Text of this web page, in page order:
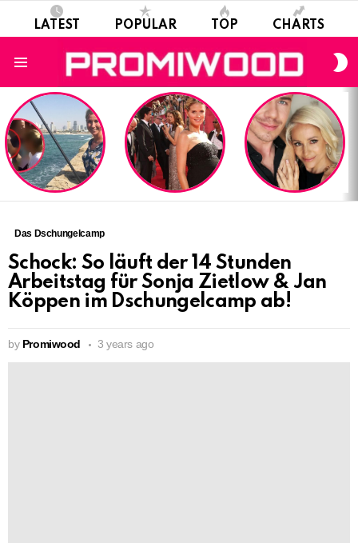
LATEST POPULAR TOP CHARTS
LATEST
STORIES
Das Dschungelcamp
Schock: So läuft der 14 Stunden
Arbeitstag für Sonja Zietlow & Jan
Köppen im Dschungelcamp ab!
by Promiwood 3 years ago